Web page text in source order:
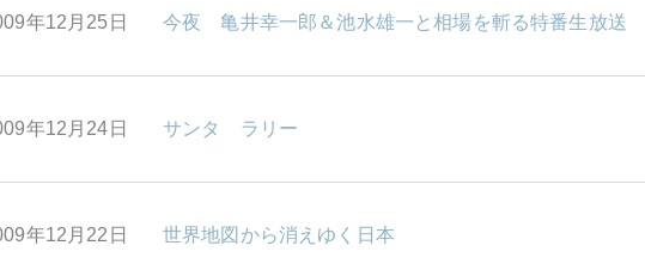
年12月25日 今夜 亀井幸一郎＆池水雄一と相場を斬る特番生放送
年12月24日 サンタ ラリー
年12月22日 世界地図から消えゆく日本